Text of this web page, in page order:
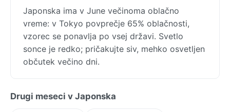
Japonska ima v June večinoma oblačno
vreme: v Tokyo povprečje 65% oblačnosti,
vzorec se ponavlja po vsej državi. Svetlo
sonce je redko; pričakujte siv, mehko osvetljen
občutek večino dni.
Drugi meseci v Japonska